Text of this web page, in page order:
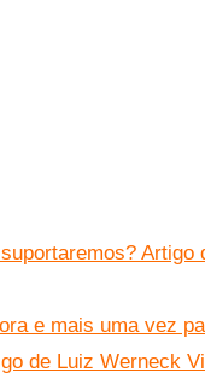
Artigo
e mais uma vez
de Luiz Werneck